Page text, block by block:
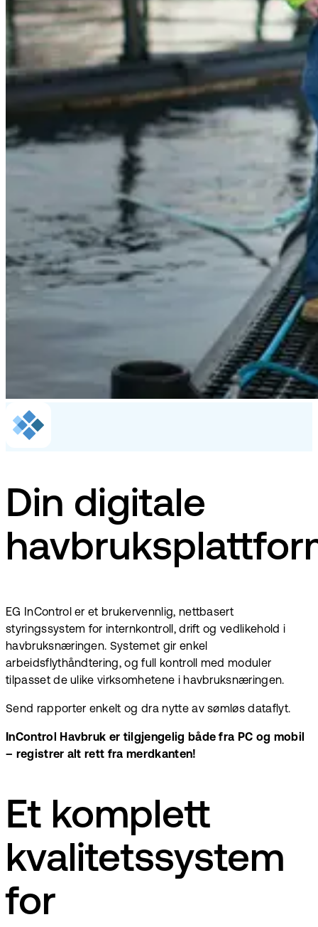
Din digitale
EG InControl er et brukervennlig, nettbasert
styringssystem for internkontroll, drift og vedlikehold i
havbruksnæringen. Systemet gir enkel
arbeidsflythåndtering, og full kontroll med moduler
tilpasset de ulike virksomhetene i havbruksnæringen.
Send rapporter enkelt og dra nytte av sømløs dataflyt.
InControl Havbruk er tilgjengelig både fra PC og mobil
– registrer alt rett fra merdkanten!
Et komplett
kvalitetssystem
for